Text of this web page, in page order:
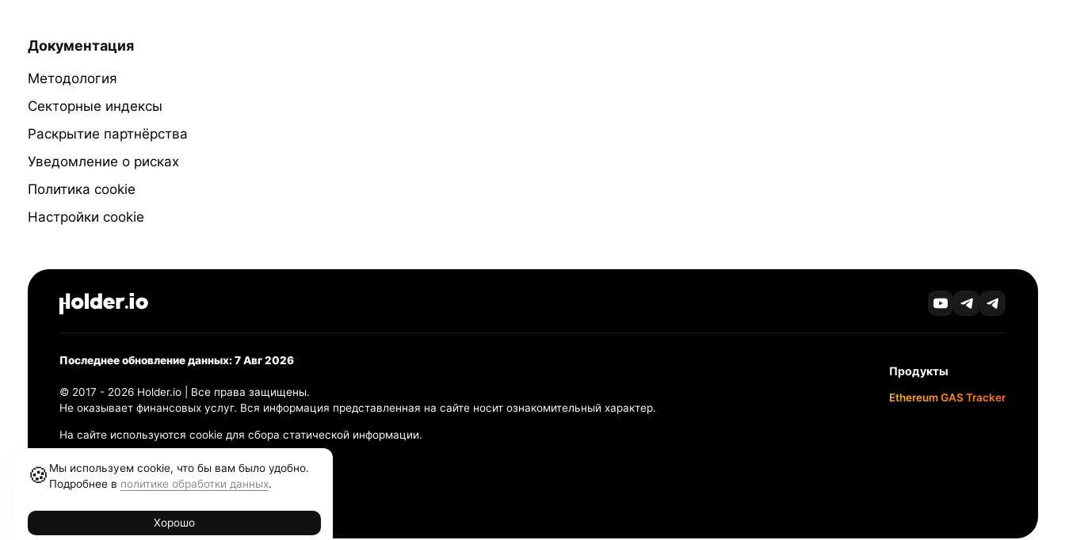
Документация
Методология
Секторные индексы
Раскрытие партнёрства
Уведомление о рисках
Политика cookie
Настройки cookie
Последнее обновление данных: 7 Авг 2026
© 2017 - 2026 Holder.io | Все права защищены.
Не оказывает финансовых услуг. Вся информация представленная на сайте носит ознакомительный характер.
На сайте используются cookie для сбора статической информации.
Политика конфиденциальности
Правила использования
🍪 Мы используем cookie, что бы вам было удобно.
Подробнее в политике обработки данных.
Хорошо
Продукты
Ethereum GAS Tracker